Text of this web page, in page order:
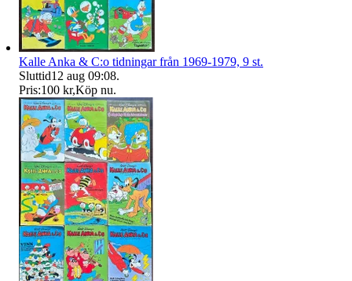
Kalle Anka & C:o tidningar från 1969-1979, 9 st.
Sluttid12 aug 09:08.
Pris:100 kr,Köp nu.